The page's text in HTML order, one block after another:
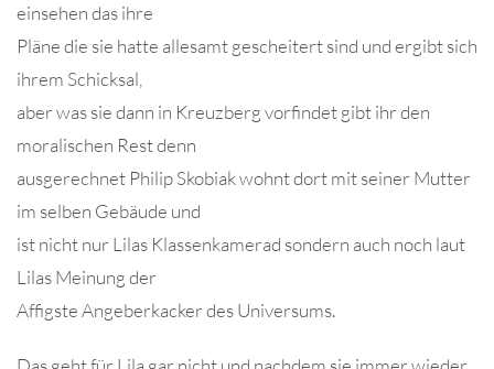
einsehen das ihre
Pläne die sie hatte allesamt gescheitert sind und ergibt sich
ihrem Schicksal,
aber was sie dann in Kreuzberg vorfindet gibt ihr den
moralischen Rest denn
ausgerechnet Philip Skobiak wohnt dort mit seiner Mutter
im selben Gebäude und
ist nicht nur Lilas Klassenkamerad sondern auch noch laut
Lilas Meinung der
Affigste Angeberkacker des Universums.